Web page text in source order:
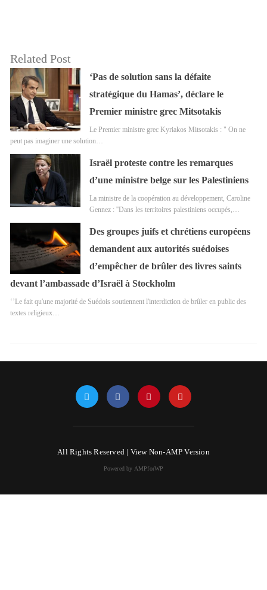
Related Post
‘Pas de solution sans la défaite
stratégique du Hamas’, déclare le
Premier ministre grec Mitsotakis
Le Premier ministre grec Kyriakos Mitsotakis : " On ne
peut pas imaginer une solution…
Israël proteste contre les remarques
d’une ministre belge sur les Palestiniens
La ministre de la coopération au développement, Caroline
Gennez : ''Dans les territoires palestiniens occupés,…
Des groupes juifs et chrétiens européens
demandent aux autorités suédoises
d’empêcher de brûler des livres saints
devant l’ambassade d’Israël à Stockholm
‘’Le fait qu'une majorité de Suédois soutiennent l'interdiction de brûler en public des
textes religieux…
All Rights Reserved | View Non-AMP Version
Powered by AMPforWP